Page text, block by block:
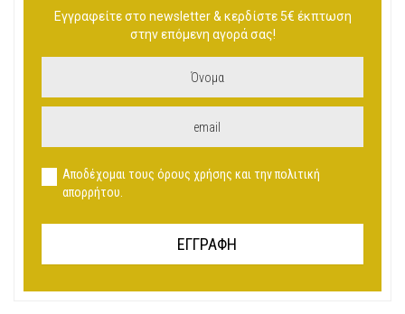
ΣΕΛΊΔΑ
ΤΟΥ
Εγγραφείτε στο newsletter & κερδίστε 5€ έκπτωση
στην επόμενη αγορά σας!
Αποδέχομαι τους όρους χρήσης και την πολιτική
απορρήτου.